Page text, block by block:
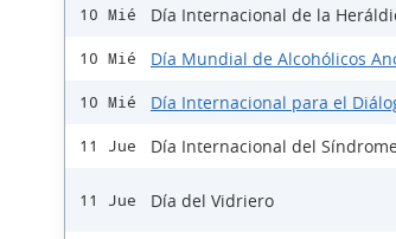
10 Mié Día Internacional de la
10 Mié Día Mundial de Alcohólicos
10 Mié Día Internacional para el
11 Jue Día Internacional del
11 Jue Día del Vidriero